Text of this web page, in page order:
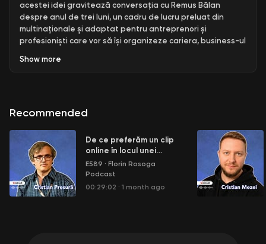
acestei idei gravitează conversația cu Remus Bălan
despre anul de trei luni, un cadru de lucru preluat din
multinaționale și adaptat pentru antreprenori și
profesioniști care vor să își organizeze cariera, business-ul
A luat sisteme testate în organizații mari și le-a modelat
simplă: cum folosești următoarele 90 de zile astfel încât să
conteze?
Pentru mai multe resurse despre episodul de astăzi,
notițe, ideile sumarizate - click aici pentru pagina
episodului
Show more
Recommended
De ce preferăm un clip
online în locul unei
explicații științifice? cu
Cristian Presură
E589 · Florin Rosoga
Podcast
00:29:02 · 1 month ago